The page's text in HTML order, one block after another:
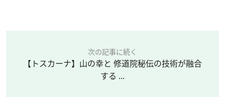
次の記事に続く
【トスカーナ】山の幸と 修道院秘伝の技術が融合
する ...